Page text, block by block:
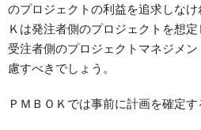
のプロジェクトの利益を追求しな
Ｋは発注者側のプロジェクトを想定
受注者側のプロジェクトマネジメ
慮すべきでしょう。
ＰＭＢＯＫでは事前に計画を確定